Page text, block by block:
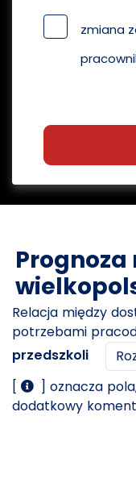
zmiana
Prognoza
Relacja między
potrzebami
przedszkoli
[
] oznacza
dodatkowy